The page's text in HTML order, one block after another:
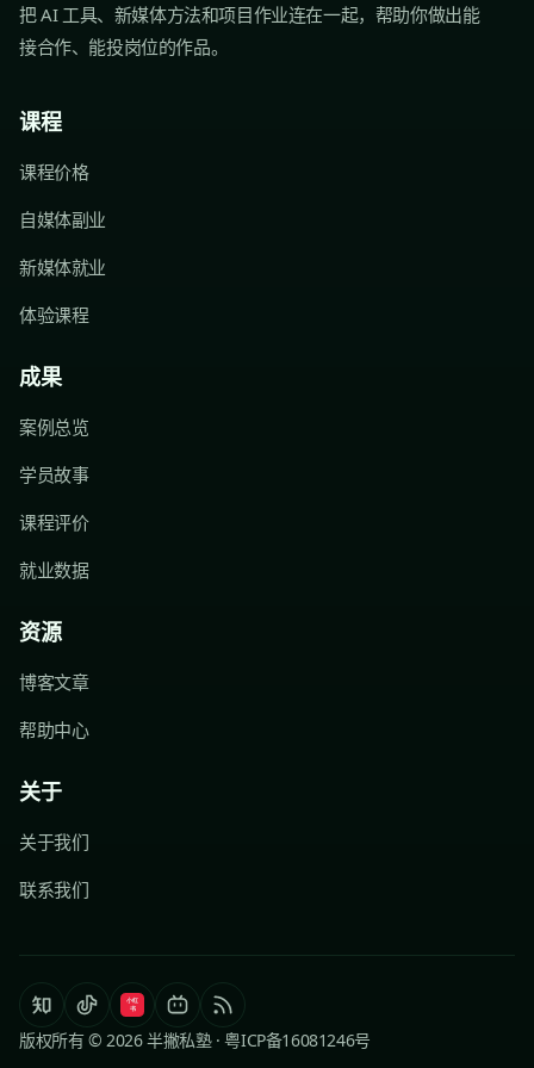
把 AI 工具、新媒体方法和项目作业连在一起，帮助你做出能
接合作、能投岗位的作品。
课程
课程价格
自媒体副业
新媒体就业
体验课程
成果
案例总览
学员故事
课程评价
就业数据
资源
博客文章
帮助中心
关于
关于我们
联系我们
版权所有 © 2026 半撇私塾 ·粤ICP备16081246号